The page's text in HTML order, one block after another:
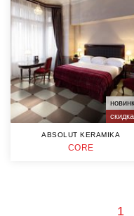
ABSOLUT KERAMIKA
CORE
1